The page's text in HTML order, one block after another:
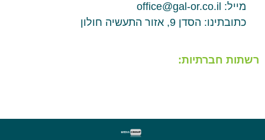
מייל: office@gal-or.co.il
כתובתינו: הסדן 9, אזור התעשיה חולון
רשתות חברתיות: